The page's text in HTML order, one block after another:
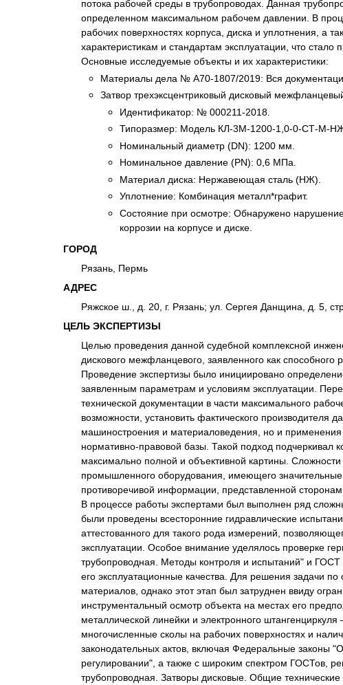
Психиатрическая
Рецензия на
Фоноскопическая
Экономическая
потока рабочей среды в трубопроводах. Данная
определенном максимальном рабочем давлении. В
рабочих поверхностях корпуса, диска и уплотнения, а
характеристикам и стандартам эксплуатации, что стало
Основные исследуемые объекты и их характеристики:
Материалы дела № А70-1807/2019: Вся
Затвор трехэксцентриковый дисковый
Идентификатор: № 000211-2018.
Типоразмер: Модель КЛ-3М-1200-1,0-0-СТ-М-
Номинальный диаметр (DN): 1200 мм.
Номинальное давление (PN): 0,6 МПа.
Материал диска: Нержавеющая сталь (НЖ).
Уплотнение: Комбинация металл*графит.
Состояние при осмотре: Обнаружено нарушение
коррозии на корпусе и диске.
ГОРОД
Рязань, Пермь
АДРЕС
Ряжское ш., д. 20, г. Рязань; ул. Сергея Данщина, д. 5,
ЦЕЛЬ ЭКСПЕРТИЗЫ
Целью проведения данной судебной комплексной
дискового межфланцевого, заявленного как
Проведение экспертизы было инициировано
заявленным параметрам и условиям эксплуатации.
технической документации в части максимального
возможности, установить фактического производителя
машиностроения и материаловедения, но и
нормативно-правовой базы. Такой подход подчеркивал
максимально полной и объективной картины.
промышленного оборудования, имеющего
противоречивой информации, представленной
В процессе работы экспертами был выполнен ряд
были проведены всесторонние гидравлические
аттестованного для такого рода измерений,
эксплуатации. Особое внимание уделялось проверке
трубопроводная. Методы контроля и испытаний" и
его эксплуатационные качества. Для решения задачи
материалов, однако этот этап был затруднен ввиду
инструментальный осмотр объекта на местах его
металлической линейки и электронного
многочисленные сколы на рабочих поверхностях и
законодательных актов, включая Федеральные законы
регулировании", а также с широким спектром ГОСТов,
трубопроводная. Затворы дисковые. Общие